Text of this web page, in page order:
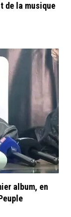
de la musique
album, en